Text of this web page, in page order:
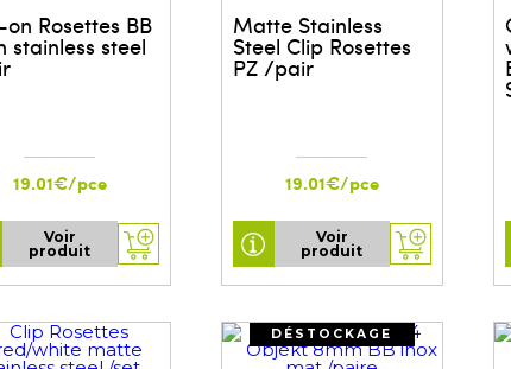
Rosettes BB
stainless steel
19.01€/pce
Voir
produit
Matte Stainless
Steel Clip Rosettes
PZ /pair
19.01€/pce
Voir
produit
DÉSTOCKAGE